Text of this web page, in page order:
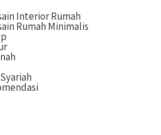
Interior Rumah
Rumah Minimalis